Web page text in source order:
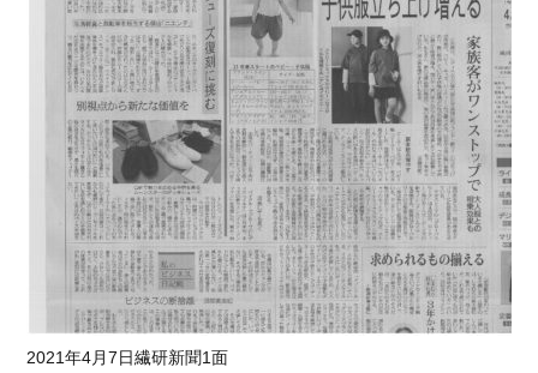
2021年4月7日繊研新聞1面